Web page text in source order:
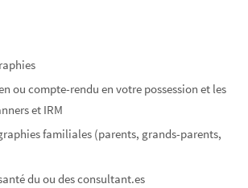
ou compte-rendu en votre possession et les
et IRM
familiales (parents, grands-parents,
du ou des consultant.es